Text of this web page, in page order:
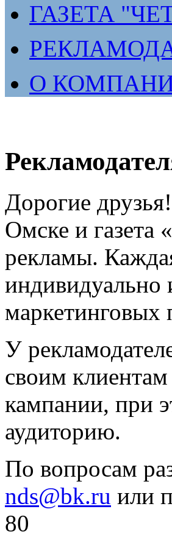
ГАЗЕТА
О
Дорогие
Омске и газета
рекламы.
индивидуально
маркетинговых
У
своим
кампании, при
аудиторию.
По вопросам
nds@bk.ru или
80